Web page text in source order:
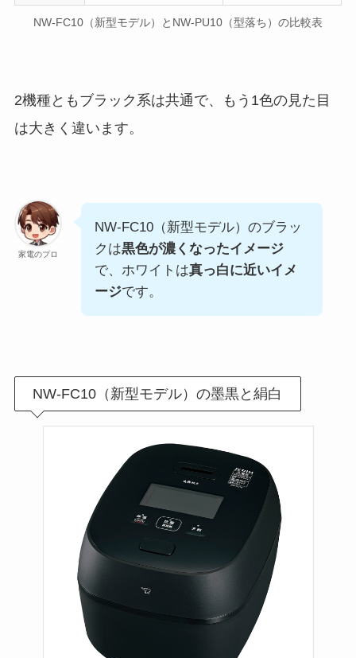
NW-FC10（新型モデル）とNW-PU10（型落ち）の比較表
2機種ともブラック系は共通で、もう1色の見た目
は大きく違います。
家電のプロ
NW-FC10（新型モデル）のブラッ
クは黒色が濃くなったイメージ
で、ホワイトは真っ白に近いイメ
ージです。
NW-FC10（新型モデル）の墨黒と絹白